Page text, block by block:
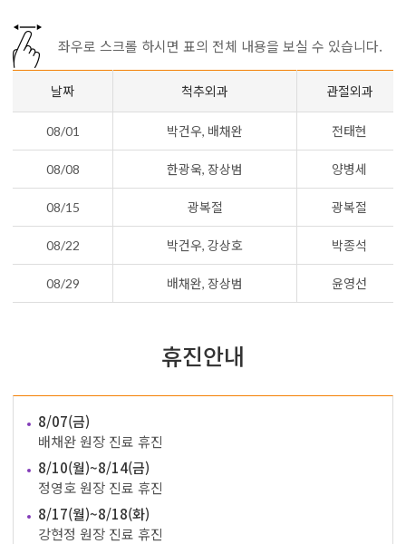
좌우로 스크롤 하시면 표의 전체 내용을 보실 수 있습니다.
날짜 척추외과 관절외과
08/01 박건우, 배채완 전태현
08/08 한광욱, 장상범 양병세
08/15 광복절 광복절
08/22 박건우, 강상호 박종석
08/29 배채완, 장상범 윤영선
휴진안내
8/07(금)
배채완 원장 진료 휴진
8/10(월)~8/14(금)
정영호 원장 진료 휴진
8/17(월)~8/18(화)
강현정 원장 진료 휴진